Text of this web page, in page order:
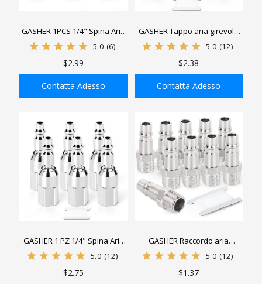
AGGIUNGI ALLA
GASHER 1PCS 1/4" Spina Aria
Girevole, Confezione da 3
Industriali, Filettatura Maschio
1/4" NPT, Raccordi per Tubo
Aria
5.0 (6)
$2.99
Contatta Adesso
AGGIUNGI ALLA
GASHER Tappo aria girevole
da 1/4", accoppiatore girevole
femmina NPT da 1/4", raccordi
per tubo aria
5.0 (12)
$2.38
Contatta Adesso
GASHER 1 PZ 1/4" Spina Aria
Girevole, Confezione da 3
Industriali, Filettatura Femmina
5.0 (12)
$2.75
GASHER Raccordo aria
industriale 1 pezzo con 1/4
connessione rapida con
5.0 (12)
$1.37